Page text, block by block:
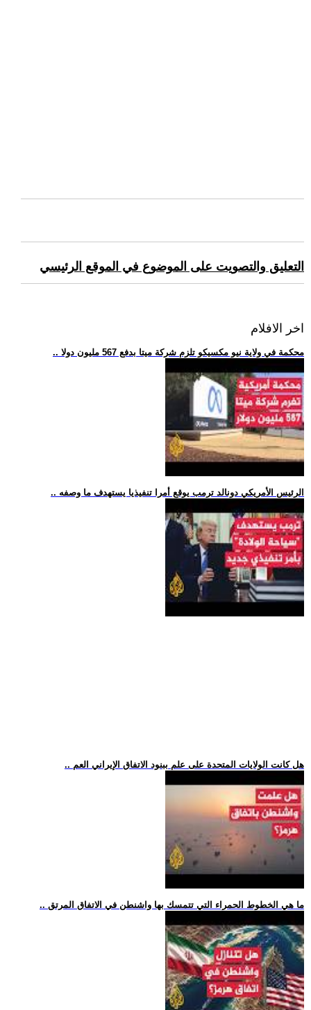
التعليق والتصويت على الموضوع في الموقع الرئيسي
اخر الافلام
.. محكمة في ولاية نيو مكسيكو تلزم شركة ميتا بدفع 567 مليون دولا
.. الرئيس الأمريكي دونالد ترمب يوقع أمرا تنفيذيا يستهدف ما وصفه
.. هل كانت الولايات المتحدة على علم ببنود الاتفاق الإيراني العم
.. ما هي الخطوط الحمراء التي تتمسك بها واشنطن في الاتفاق المرتق